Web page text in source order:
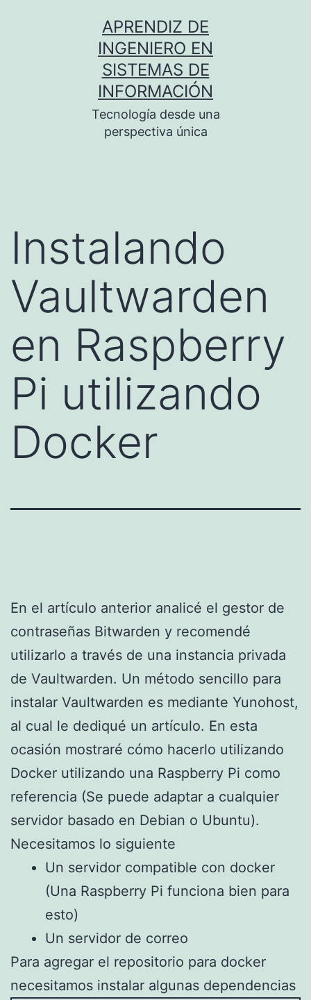
APRENDIZ DE
INGENIERO EN
SISTEMAS DE
INFORMACIÓN
Tecnología desde una
perspectiva única
Instalando
Vaultwarden
en Raspberry
Pi utilizando
Docker
En el artículo anterior analicé el gestor de
contraseñas Bitwarden y recomendé
utilizarlo a través de una instancia privada
de Vaultwarden. Un método sencillo para
instalar Vaultwarden es mediante Yunohost,
al cual le dediqué un artículo. En esta
ocasión mostraré cómo hacerlo utilizando
Docker utilizando una Raspberry Pi como
referencia (Se puede adaptar a cualquier
servidor basado en Debian o Ubuntu).
Necesitamos lo siguiente
Un servidor compatible con docker
(Una Raspberry Pi funciona bien para
esto)
Un servidor de correo
Para agregar el repositorio para docker
necesitamos instalar algunas dependencias